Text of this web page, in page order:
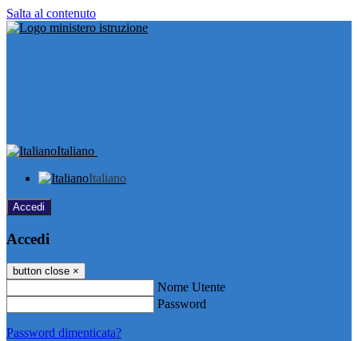
Salta al contenuto
Italiano
Italiano
Accedi
Accedi
button close ×
Nome Utente
Password
Password dimenticata?